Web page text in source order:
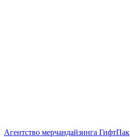
Агентство мерчандайзинга ГифтПак